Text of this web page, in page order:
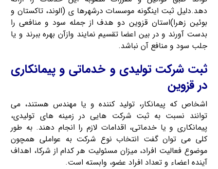
دهد.دلیل ثبت اینگونه موسسات درشهرها ی (الوند، تاکستان و
بوئین زهرا)استان قزوین دو هدف از جمله سود و منافعی را
بدست آورند و در بین اعضا تقسیم نمایند وازآن بهره ببرند و یا
جلب سود و منافع آن نباشد.
ثبت شرکت تولیدی و خدماتی و پیمانکاری
در قزوین
اشخاص که پیمانکار، تولید کننده و یا مهندس هستند، می
توانند نسبت به ثبت شرکت هایی در زمینه های تولیدی،
پیمانکاری و یا خدماتی، اقدامات لازم را انجام دهند. به طور
کلی می توان گفت انتخاب نوع شرکت به عواملی همچون
موضوع فعالیت افراد، میزان مسئولیت هر کدام از شرکا، اهداف
آینده اعضاء و تعداد افراد عضو، وابسته است.